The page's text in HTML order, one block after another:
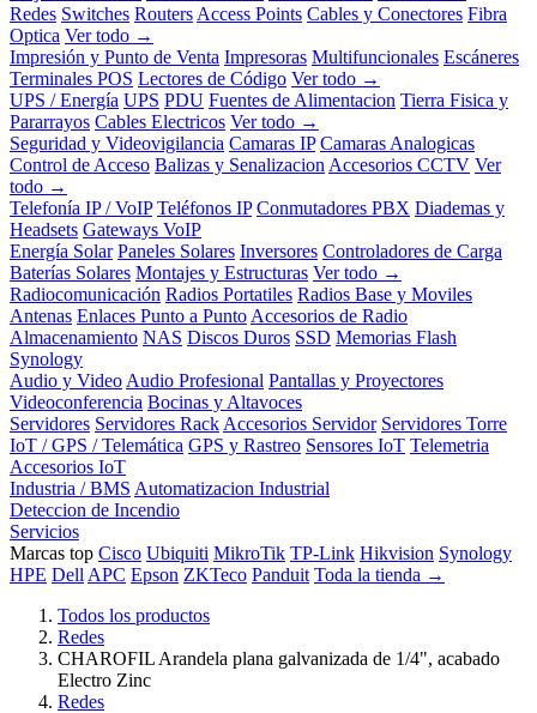
Redes Switches Routers Access Points Cables y Conectores Fibra
Optica Ver todo →
Impresión y Punto de Venta Impresoras Multifuncionales Escáneres
Terminales POS Lectores de Código Ver todo →
UPS / Energía UPS PDU Fuentes de Alimentacion Tierra Fisica y
Pararrayos Cables Electricos Ver todo →
Seguridad y Videovigilancia Camaras IP Camaras Analogicas
Control de Acceso Balizas y Senalizacion Accesorios CCTV Ver
todo →
Telefonía IP / VoIP Teléfonos IP Conmutadores PBX Diademas y
Headsets Gateways VoIP
Energía Solar Paneles Solares Inversores Controladores de Carga
Baterías Solares Montajes y Estructuras Ver todo →
Radiocomunicación Radios Portatiles Radios Base y Moviles
Antenas Enlaces Punto a Punto Accesorios de Radio
Almacenamiento NAS Discos Duros SSD Memorias Flash
Synology
Audio y Video Audio Profesional Pantallas y Proyectores
Videoconferencia Bocinas y Altavoces
Servidores Servidores Rack Accesorios Servidor Servidores Torre
IoT / GPS / Telemática GPS y Rastreo Sensores IoT Telemetria
Accesorios IoT
Industria / BMS Automatizacion Industrial
Deteccion de Incendio
Servicios
Marcas top Cisco Ubiquiti MikroTik TP-Link Hikvision Synology
HPE Dell APC Epson ZKTeco Panduit Toda la tienda →
Todos los productos
Redes
CHAROFIL Arandela plana galvanizada de 1/4", acabado
Electro Zinc
Redes